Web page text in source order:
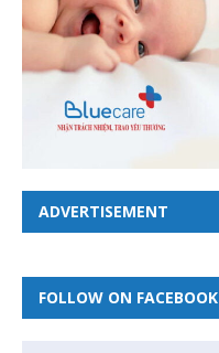
ADVERTISEMENT
FOLLOW ON FACEBOOK